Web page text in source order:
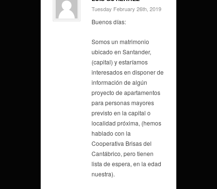
Tuesday February 26th, 2019
Buenos días:
Somos un matrimonio
ubicado en Santander,
(capital) y estaríamos
interesados en disponer de
información de algún
proyecto de apartamentos
para personas mayores
previsto en la capital o
localidad próxima, (hemos
hablado con la
Cooperativa Brisas del
Cantábrico, pero tienen
lista de espera, en la edad
nuestra).